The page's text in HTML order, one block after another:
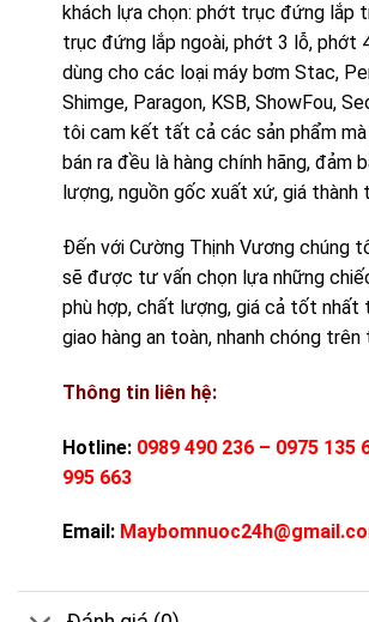
khách lựa chọn: phớt trục đứng lắp
trục đứng lắp ngoài, phớt 3 lỗ, phớt
dùng cho các loại máy bơm Stac,
Shimge, Paragon, KSB, ShowFou,
tôi cam kết tất cả các sản phẩm
bán ra đều là hàng chính hãng, đảm
lượng, nguồn gốc xuất xứ, giá thành
Đến với Cường Thịnh Vương chúng
sẽ được tư vấn chọn lựa những
phù hợp, chất lượng, giá cả tốt nhất
giao hàng an toàn, nhanh chóng trên
Thông tin liên hệ:
Hotline: 0989 490 236 – 0975 135
995 663
Email: